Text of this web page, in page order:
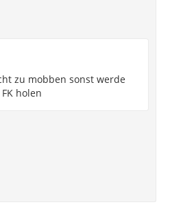
zu mobben sonst werde
holen